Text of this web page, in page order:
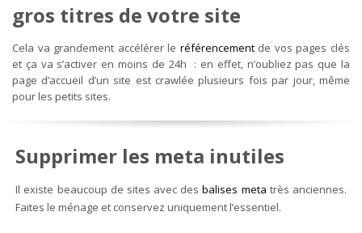
gros titres de votre site
Cela va grandement accélérer le référencementde vos pages clés
et ça va s’activer en moins de 24h : en effet, n’oubliez pas que la
page d’accueil d’un site est crawlée plusieurs fois par jour, même
pour les petits sites.
Supprimer les meta inutiles
Il existe beaucoup de sites avec desbalises meta très anciennes.
Faites le ménage et conservez uniquement l’essentiel.